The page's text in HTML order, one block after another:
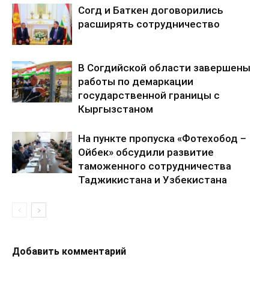
Согд и Баткен договорились
расширять сотрудничество
В Согдийской области завершены
работы по демаркации
государственной границы с
Кыргызстаном
На пункте пропуска «Фотехобод –
Ойбек» обсудили развитие
таможенного сотрудничества
Таджикистана и Узбекистана
Добавить комментарий